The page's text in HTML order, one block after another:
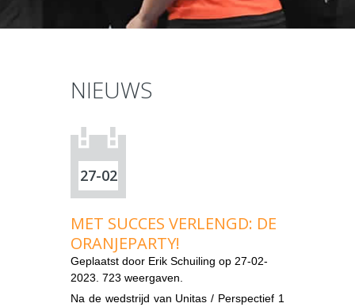
NIEUWS
27-02
MET SUCCES VERLENGD: DE
ORANJEPARTY!
Geplaatst door Erik Schuiling op 27-02-
2023. 723 weergaven.
Na de wedstrijd van Unitas / Perspectief 1